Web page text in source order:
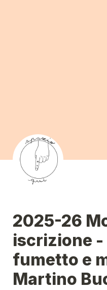
2025-26
iscrizione
fumetto e
Martino